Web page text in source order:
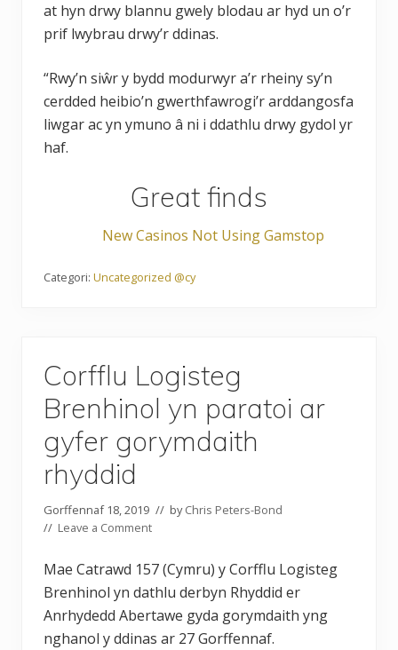
at hyn drwy blannu gwely blodau ar hyd un o’r
prif lwybrau drwy’r ddinas.
“Rwy’n siŵr y bydd modurwyr a’r rheiny sy’n
cerdded heibio’n gwerthfawrogi’r arddangosfa
liwgar ac yn ymuno â ni i ddathlu drwy gydol yr
haf.
Great finds
New Casinos Not Using Gamstop
Categori: Uncategorized @cy
Corfflu Logisteg
Brenhinol yn paratoi ar
gyfer gorymdaith
rhyddid
Gorffennaf 18, 2019 // byChris Peters-Bond
// Leave a Comment
Mae Catrawd 157 (Cymru) y Corfflu Logisteg
Brenhinol yn dathlu derbyn Rhyddid er
Anrhydedd Abertawe gyda gorymdaith yng
nghanol y ddinas ar 27 Gorffennaf.